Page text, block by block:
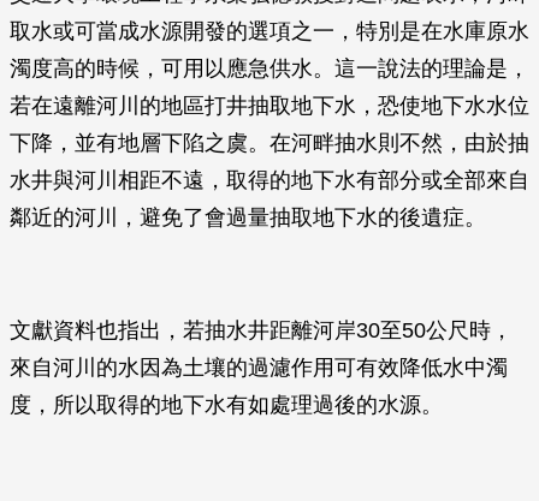
取水或可當成水源開發的選項之一，特別是在水庫原水
濁度高的時候，可用以應急供水。這一說法的理論是，
若在遠離河川的地區打井抽取地下水，恐使地下水水位
下降，並有地層下陷之虞。在河畔抽水則不然，由於抽
水井與河川相距不遠，取得的地下水有部分或全部來自
鄰近的河川，避免了會過量抽取地下水的後遺症。
文獻資料也指出，若抽水井距離河岸30至50公尺時，
來自河川的水因為土壤的過濾作用可有效降低水中濁
度，所以取得的地下水有如處理過後的水源。